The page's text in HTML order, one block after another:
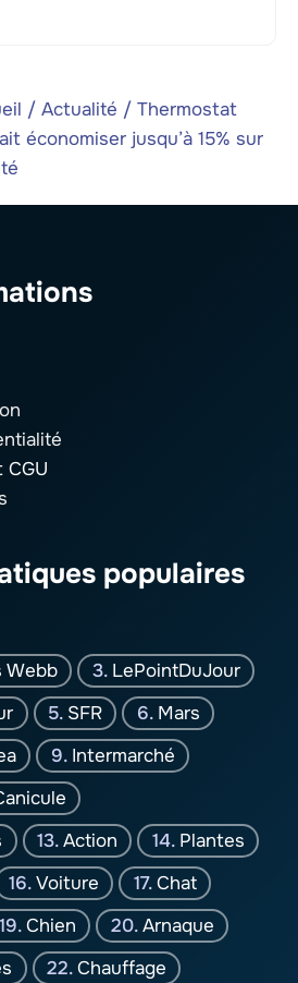
/ Actualité / Thermostat
économiser jusqu’à 15% sur
CGU
populaires
Webb
LePointDuJour
SFR
Mars
Intermarché
Action
Plantes
Voiture
Chat
Chien
Arnaque
Chauffage